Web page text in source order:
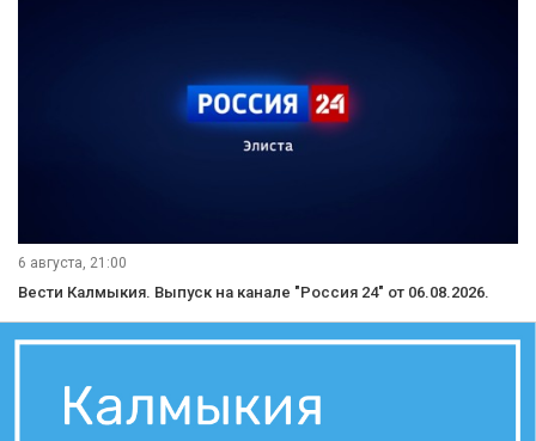
6 августа, 21:00
Вести Калмыкия. Выпуск на канале "Россия 24" от 06.08.2026.